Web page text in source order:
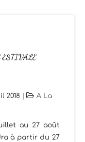
ESTIVALE
2018 |
A La
au 27 août
à partir du 27